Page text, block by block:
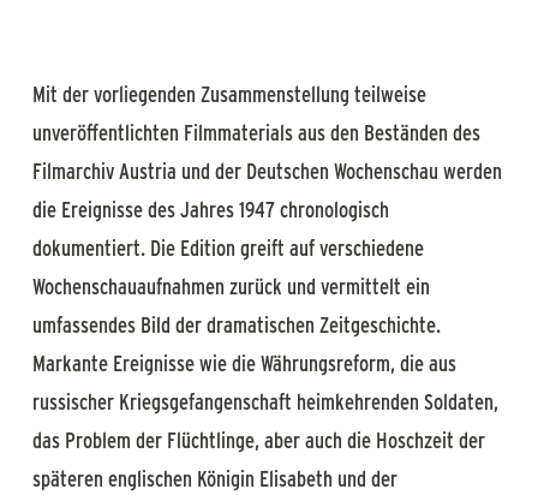
Mit der vorliegenden Zusammenstellung teilweise
unveröffentlichten Filmmaterials aus den Beständen des
Filmarchiv Austria und der Deutschen Wochenschau werden
die Ereignisse des Jahres 1947 chronologisch
dokumentiert. Die Edition greift auf verschiedene
Wochenschauaufnahmen zurück und vermittelt ein
umfassendes Bild der dramatischen Zeitgeschichte.
Markante Ereignisse wie die Währungsreform, die aus
russischer Kriegsgefangenschaft heimkehrenden Soldaten,
das Problem der Flüchtlinge, aber auch die Hoschzeit der
späteren englischen Königin Elisabeth und der